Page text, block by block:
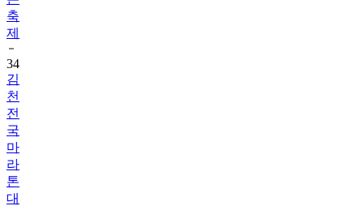
축
제
34
김
천
전
국
마
라
톤
대